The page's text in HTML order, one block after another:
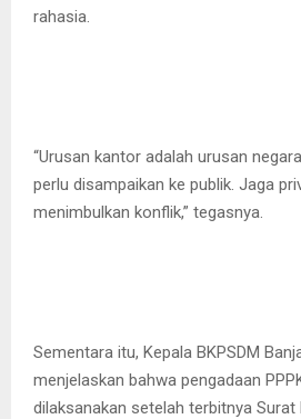
rahasia.
“Urusan kantor adalah urusan
perlu disampaikan ke publik. Jaga
menimbulkan konflik,” tegasnya.
Sementara itu, Kepala BKPSDM
menjelaskan bahwa pengadaan
dilaksanakan setelah terbitnya Surat